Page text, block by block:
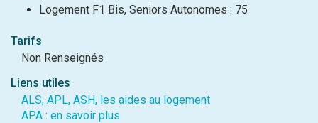
Logement F1 Bis, Seniors Autonomes : 75
Tarifs
Non Renseignés
Liens utiles
ALS, APL, ASH, les aides au logement
APA : en savoir plus